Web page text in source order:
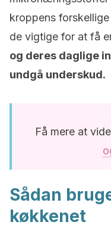
kroppens
de vigtige for at få
og deres daglige
undgå underskud.
Få mere at
Sådan
køkkenet